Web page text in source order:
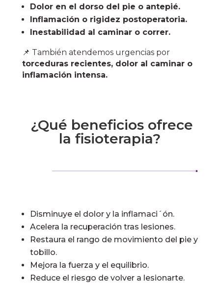
Dolor en el dorso del pie o antepié.
Inflamación o rigidez postoperatoria.
Inestabilidad al caminar o correr.
📌 También atendemos urgencias por
torceduras recientes, dolor al caminar o
inflamación intensa.
¿Qué beneficios ofrece
la fisioterapia?
Disminuye el dolor y la inflamaci´ón.
Acelera la recuperación tras lesiones.
Restaura el rango de movimiento del pie y
tobillo.
Mejora la fuerza y el equilibrio.
Reduce el riesgo de volver a lesionarte.